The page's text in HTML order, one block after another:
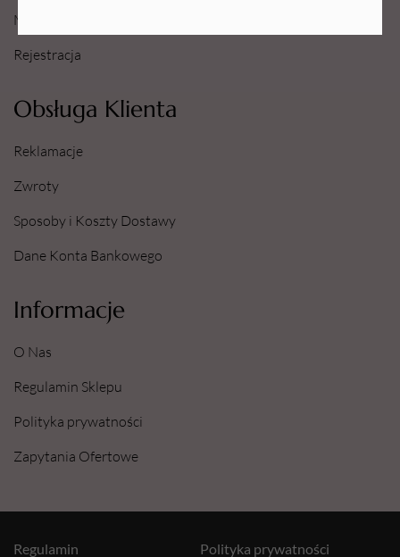
Moje Ulubione
Rejestracja
Obsługa Klienta
Reklamacje
Zwroty
Sposoby i Koszty Dostawy
Dane Konta Bankowego
Informacje
O Nas
Regulamin Sklepu
Polityka prywatności
Zapytania Ofertowe
Polityka prywatności
Regulamin